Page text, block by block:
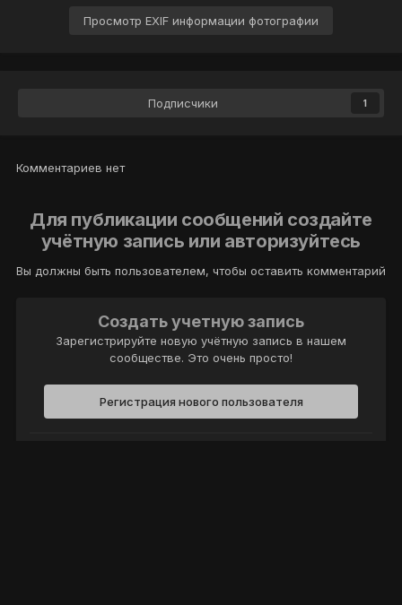
Просмотр EXIF информации фотографии
Подписчики 1
Комментариев нет
Для публикации сообщений создайте
учётную запись или авторизуйтесь
Вы должны быть пользователем, чтобы оставить комментарий
Создать учетную запись
Зарегистрируйте новую учётную запись в нашем
сообществе. Это очень просто!
Регистрация нового пользователя